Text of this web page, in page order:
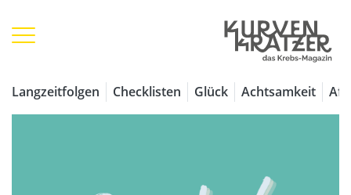
Langzeitfolgen Checklisten Glück Achtsamkeit